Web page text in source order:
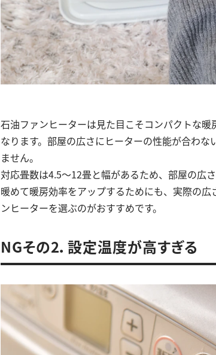
石油ファンヒーターは見た目こそコンパクトな
なります。部屋の広さにヒーターの性能が合わ
ません。
対応畳数は4.5～12畳と幅があるため、部屋の広
暖めて暖房効率をアップするためにも、実際の
ンヒーターを選ぶのがおすすめです。
NGその2．設定温度が高すぎる